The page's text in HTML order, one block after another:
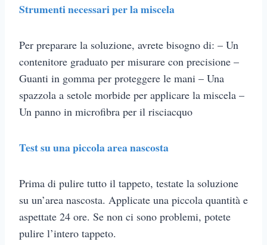
Strumenti necessari per la miscela
Per preparare la soluzione, avrete bisogno di: – Un
contenitore graduato per misurare con precisione –
Guanti in gomma per proteggere le mani – Una
spazzola a setole morbide per applicare la miscela –
Un panno in microfibra per il risciacquo
Test su una piccola area nascosta
Prima di pulire tutto il tappeto, testate la soluzione
su un’area nascosta. Applicate una piccola quantità e
aspettate 24 ore. Se non ci sono problemi, potete
pulire l’intero tappeto.